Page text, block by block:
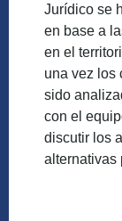
Jurídico se
en base a
en el
una vez los
sido
con el
discutir los
alternativas